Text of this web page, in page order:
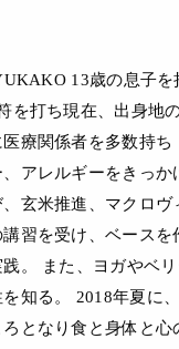
13歳の息子
を打ち現在、出身地
療関係者を多数持
アレルギーをきっ
玄米推進、マクロ
習を受け、ベース
。 また、ヨガやベ
知る。 2018年夏に
ろとなり食と身体と